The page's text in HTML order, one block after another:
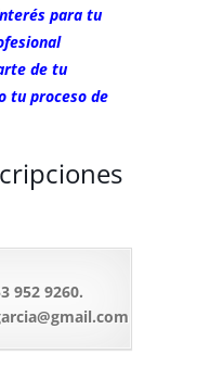
para tu
de tu
tu proceso de
952 9260.